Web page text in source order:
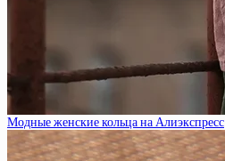
Модные женские кольца на Алиэкспресс